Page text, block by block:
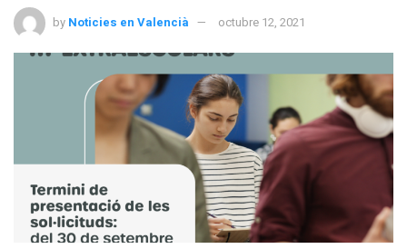
by Noticies en Valencià octubre 12, 2021